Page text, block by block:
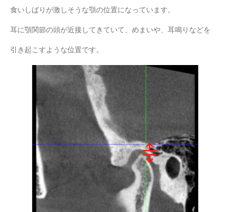
食いしばりが激しそうな顎の位置になっています。
耳に顎関節の頭が近接してきていて、めまいや、耳鳴りなどを
引き起こすような位置です。